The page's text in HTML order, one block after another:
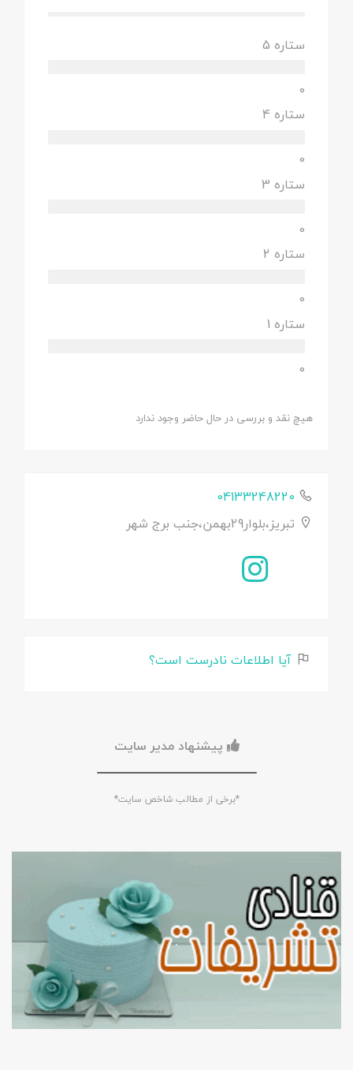
ستاره 5
0
ستاره 4
0
ستاره 3
0
ستاره 2
0
ستاره 1
0
هیچ نقد و بررسی در حال حاضر وجود ندارد
04133248220
تبریز،بلوار29بهمن،جنب برج شهر
آیا اطلاعات نادرست است؟
پیشنهاد مدیر سایت
*برخی از مطالب شاخص سایت*
.